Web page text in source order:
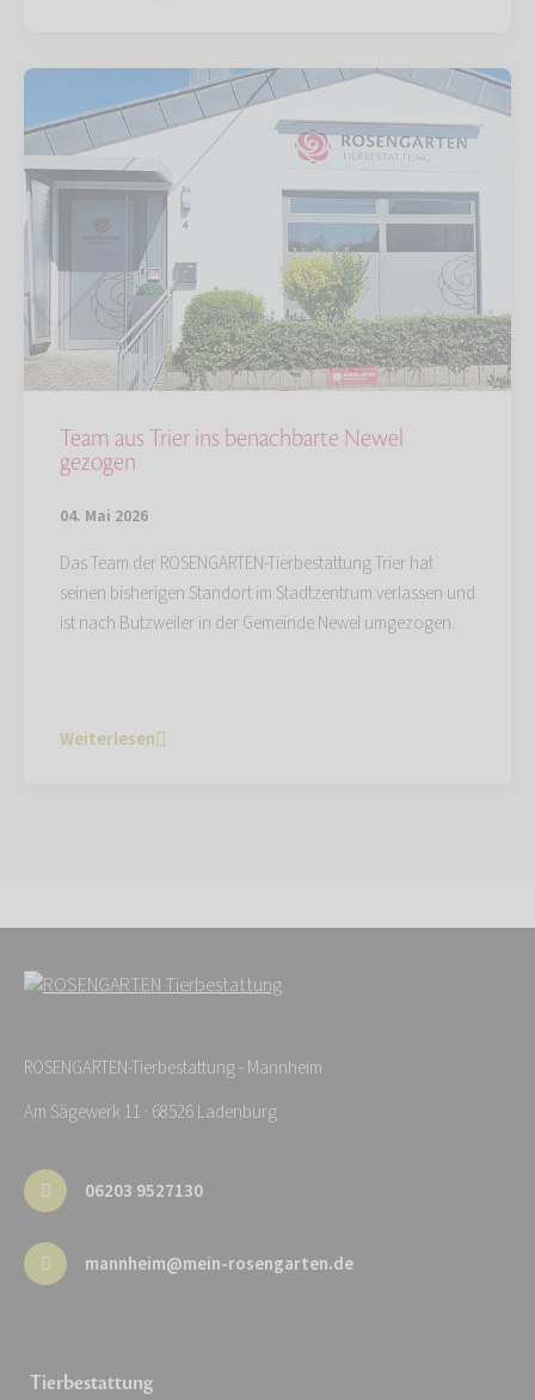
Team aus Trier ins benachbarte Newel
gezogen
04. Mai 2026
Das Team der ROSENGARTEN-Tierbestattung Trier hat
seinen bisherigen Standort im Stadtzentrum verlassen und
ist nach Butzweiler in der Gemeinde Newel umgezogen.
Weiterlesen
ROSENGARTEN-Tierbestattung - Mannheim
Am Sägewerk 11 · 68526 Ladenburg
06203 9527130
mannheim@mein-rosengarten.de
Tierbestattung